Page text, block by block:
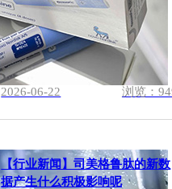
2026-06-22 浏览：
【行业新闻】司美格鲁肽的新数
据产生什么积极影响呢